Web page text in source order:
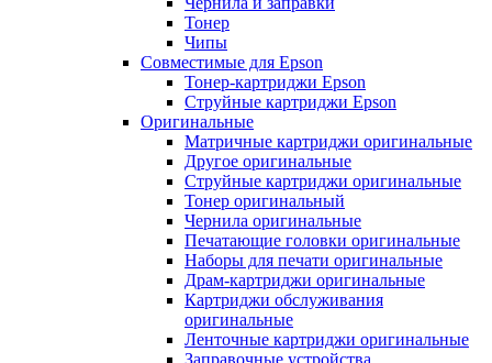
Тонер
Чипы
Совместимые для Epson
Тонер-картриджи Epson
Струйные картриджи Epson
Оригинальные
Матричные картриджи оригинальные
Другое оригинальные
Струйные картриджи оригинальные
Тонер оригинальный
Чернила оригинальные
Печатающие головки оригинальные
Наборы для печати оригинальные
Драм-картриджи оригинальные
Картриджи обслуживания
оригинальные
Ленточные картриджи оригинальные
Заправочные устройства